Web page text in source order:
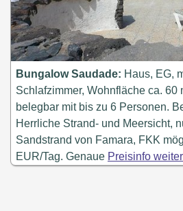
Bungalow Saudade: Haus, EG,
Schlafzimmer, Wohnfläche ca. 60
belegbar mit bis zu 6 Personen.
Herrliche Strand- und Meersicht,
Sandstrand von Famara, FKK
EUR/Tag. Genaue Preisinfo